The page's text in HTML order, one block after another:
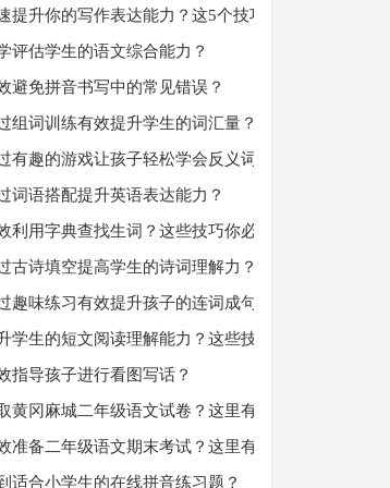
提升你的写作表达能力？这5个技巧让你的文章更加
评估学生的语文综合能力？
避免拼音书写中的常见错误？
组词训练有效提升学生的词汇量？
有趣的游戏让孩子轻松学会反义词？
词语搭配提升英语表达能力？
利用字典查找生词？这些技巧你必须知道！
古诗填空提高学生的诗词理解力？
趣味练习有效提升孩子的连词成句能力？
学生的短文阅读理解能力？这些技巧你一定要知道！
指导孩子进行看图写话？
黄冈麻城二年级语文试卷？这里有你需要的答案！
准备二年级语文期末考试？这里有份模拟试题等你
适合小学生的在线拼音练习题？